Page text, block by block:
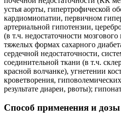
устья аорты, гипертрофической
кардиомиопатии, первичном
артериальной гипотензии,
(в т.ч. недостаточности
тяжелых формах сахарного
сердечной недостаточности,
соединительной ткани (в т.ч.
красной волчанке), угнетении
кроветворения,
результате диареи, рвоты);
Способ применения и дозы